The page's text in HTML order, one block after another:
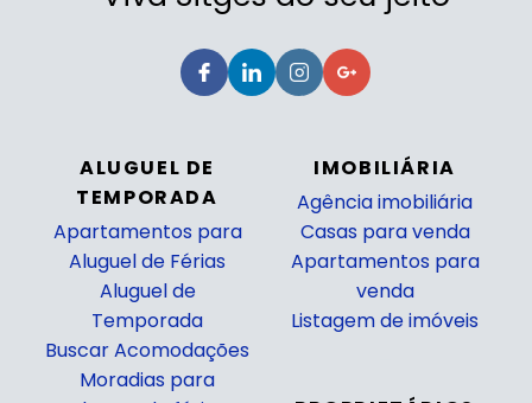
ALUGUEL DE
TEMPORADA
Apartamentos para
Aluguel de Férias
Aluguel de
Temporada
Buscar Acomodações
Moradias para
IMOBILIÁRIA
Agência imobiliária
Casas para venda
Apartamentos para
venda
Listagem de imóveis